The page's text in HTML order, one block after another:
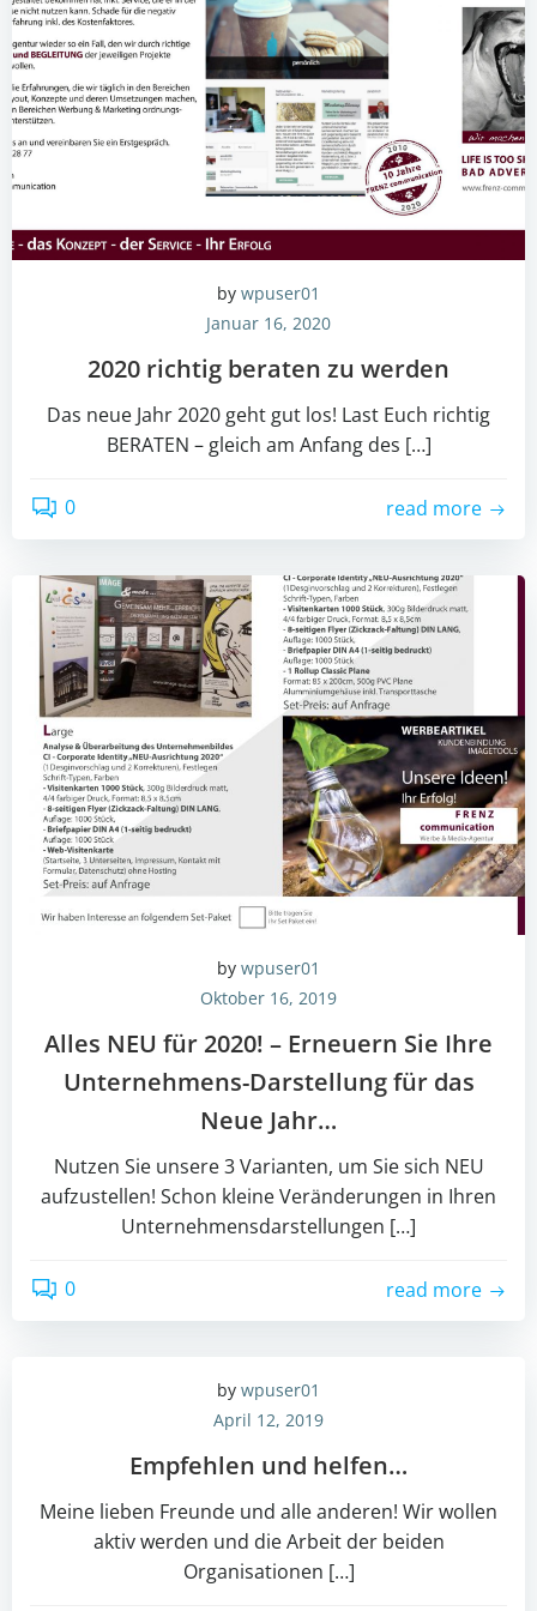
by wpuser01
Januar 16, 2020
2020 richtig beraten zu werden
Das neue Jahr 2020 geht gut los! Last Euch richtig
BERATEN – gleich am Anfang des […]
0 read more
by wpuser01
Oktober 16, 2019
Alles NEU für 2020! – Erneuern Sie Ihre
Unternehmens-Darstellung für das
Neue Jahr…
Nutzen Sie unsere 3 Varianten, um Sie sich NEU
aufzustellen! Schon kleine Veränderungen in Ihren
Unternehmensdarstellungen […]
0 read more
by wpuser01
April 12, 2019
Empfehlen und helfen…
Meine lieben Freunde und alle anderen! Wir wollen
aktiv werden und die Arbeit der beiden
Organisationen […]